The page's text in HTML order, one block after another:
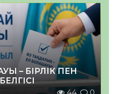
– БІРЛІК ПЕН
44 0